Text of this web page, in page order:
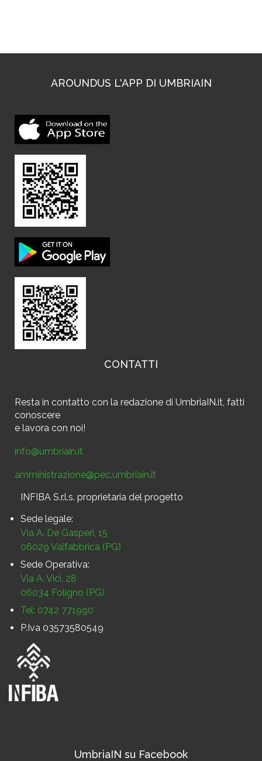
AROUNDUS L'APP DI UMBRIAIN
CONTATTI
Resta in contatto con la redazione di UmbriaIN.it, fatti
conoscere
e lavora con noi!
info@umbriain.it
amministrazione@pec.umbriain.it
INFIBA S.r.l.s. proprietaria del progetto
Sede legale:
Via A. De Gasperi, 15
06029 Valfabbrica (PG)
Sede Operativa:
Via A. Vici, 28
06034 Foligno (PG)
Tel: 0742 771990
P.Iva 03573580549
UmbriaIN su Facebook